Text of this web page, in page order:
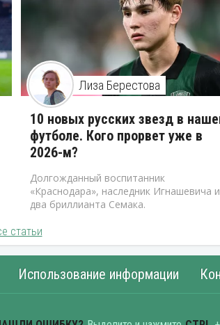
Лиза Берестова
10 новых русских звезд в
футболе. Кого прорвет уже в
2026-м?
Долгожданный воспитанник
«Краснодара», наследник Игнашевича и
два бриллианта Семака.
статьи
Использование информации